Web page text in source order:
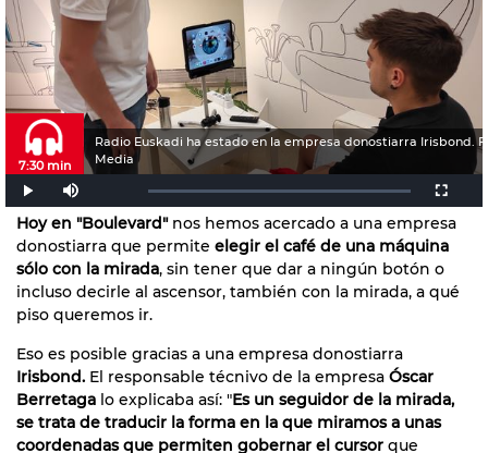
Radio Euskadi ha estado en la empresa donostiarra Irisbond.
Media
7:30 min
Hoy en "Boulevard"nos hemos acercado a una empresa
donostiarra que permite elegir el café de una máquina
sólo con la mirada, sin tener que dar a ningún botón o
incluso decirle al ascensor, también con la mirada, a qué
piso queremos ir.
Eso es posible gracias a una empresa donostiarra
Irisbond. El responsable técnivo de la empresa Óscar
Berretaga lo explicaba así: "Es un seguidor de la mirada,
se trata de traducir la forma en la que miramos a unas
coordenadas que permiten gobernar el cursor que